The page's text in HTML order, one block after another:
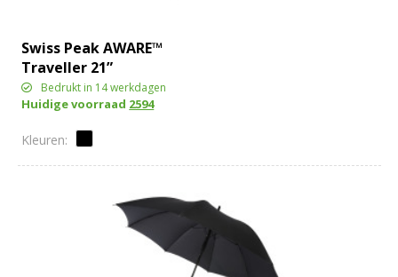
Swiss Peak AWARE™
Traveller 21”
automatische paraplu
Bedrukt in 14 werkdagen
Huidige voorraad 2594